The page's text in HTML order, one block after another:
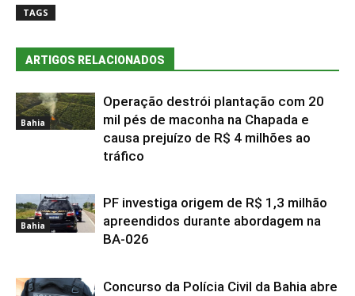
TAGS
ARTIGOS RELACIONADOS
Bahia
Operação destrói plantação com 20
mil pés de maconha na Chapada e
causa prejuízo de R$ 4 milhões ao
tráfico
Bahia
PF investiga origem de R$ 1,3 milhão
apreendidos durante abordagem na
BA-026
Concurso da Polícia Civil da Bahia abre